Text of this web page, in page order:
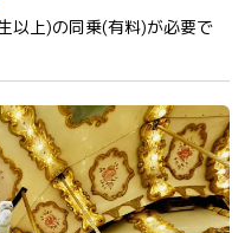
以上)の同乗(有料)が必要で